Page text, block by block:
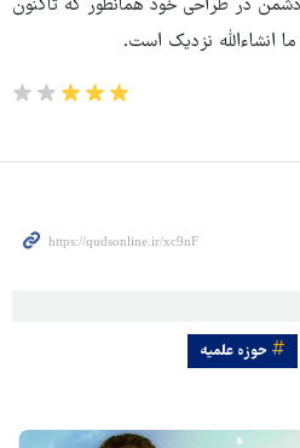
در طراحی خود همانطور که تاکنون
انشاءالله نزدیک است.
حوزه علمیه